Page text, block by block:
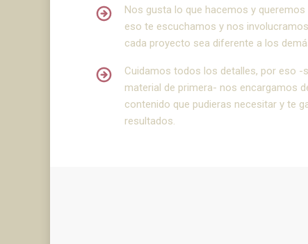
Nos gusta lo que hacemos y
eso te escuchamos y nos
cada proyecto sea diferente a los
Cuidamos todos los detalles, por eso -
material de primera- nos encargamos
contenido que pudieras necesitar y te
resultados.